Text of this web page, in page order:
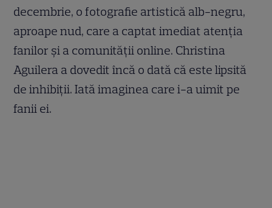
decembrie, o fotografie artistică alb-negru,
aproape nud, care a captat imediat atenția
fanilor și a comunității online. Christina
Aguilera a dovedit încă o dată că este lipsită
de inhibiții. Iată imaginea care i-a uimit pe
fanii ei.